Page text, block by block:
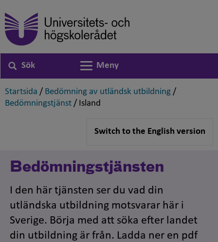
Sök
Växla navigering
Meny
Startsida ,
/ Bedömning av utländsk utbildning ,
/
Bedömningstjänst ,
/ Island
Switch to the English version
Bedömningstjänsten
I den här tjänsten ser du vad din
utländska utbildning motsvarar här i
Sverige. Börja med att söka efter landet
din utbildning är från. Ladda ner en pdf